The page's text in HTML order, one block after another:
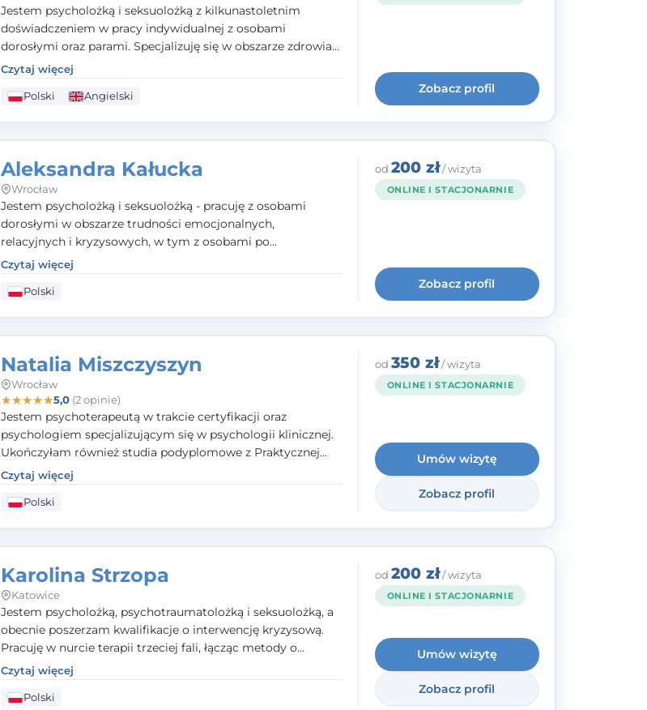
Jestem psycholożką i seksuolożką z kilkunastoletnim
doświadczeniem w pracy indywidualnej z osobami
dorosłymi oraz parami. Specjalizuję się w obszarze zdrowia
seksualnego, żałoby, kryzysów życiowych i wypalenia
zawodowego. Pracuję w języku polskim i angielskim, w
podejściu humanistycznym, opartym na partnerstwie i
Czytaj więcej
Polski Angielski Zobacz profil
Aleksandra Kałucka
Wrocław
Jestem psycholożką i seksuolożką - pracuję z osobami
dorosłymi w obszarze trudności emocjonalnych,
relacyjnych i kryzysowych, w tym z osobami po
doświadczeniach przemocy. Ukończyłam psychologię
kliniczną oraz studia podyplomowe z interwencji kryzysowej
i seksuologii klinicznej na SWPS we Wrocławiu. W pracy
Czytaj więcej
Polski
od 200 zł/ wizyta
ONLINE I STACJONARNIE
Zobacz profil
Natalia Miszczyszyn
Wrocław
★★★★★5,0(2 opinie)
Jestem psychoterapeutą w trakcie certyfikacji oraz
psychologiem specjalizującym się w psychologii klinicznej.
Ukończyłam również studia podyplomowe z Praktycznej
Diagnozy Psychologicznej. Aktywnie uczestniczę w
działalności Polskiego Towarzystwa Psychiatrycznego oraz
Polskiego Towarzystwa Psychologicznego, a także jestem
Czytaj więcej
Polski
od 350 zł/ wizyta
ONLINE I STACJONARNIE
Umów wizytę
Zobacz profil
Karolina Strzopa
Katowice
Jestem psycholożką, psychotraumatolożką i seksuolożką, a
obecnie poszerzam kwalifikacje o interwencję kryzysową.
Pracuję w nurcie terapii trzeciej fali, łącząc metody o
potwierdzonej skuteczności. Towarzyszę młodzieży,
dorosłym i parom w radzeniu sobie z bolesnymi
doświadczeniami tak, by mogli żyć pełniej.
Czytaj więcej
Polski
od 200 zł/ wizyta
ONLINE I STACJONARNIE
Umów wizytę
Zobacz profil